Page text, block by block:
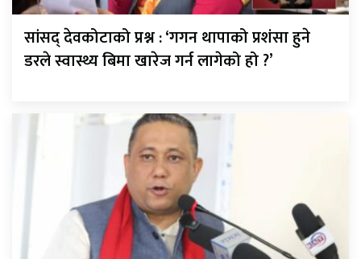
सांसद् देवकोटाको प्रश्न : ‘गगन थापाको प्रशंसा हुने
डरले स्वास्थ्य बिमा खारेज गर्न लागेको हो ?’